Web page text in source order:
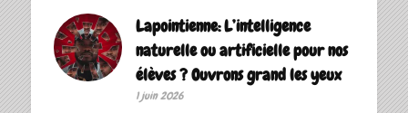
Lapointienne: L’intelligence
naturelle ou artificielle pour nos
élèves ? Ouvrons grand les yeux
1 juin 2026